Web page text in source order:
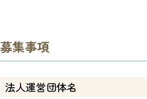
募集事項
法人運営団体名